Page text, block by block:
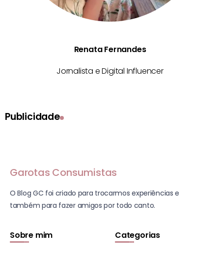
Renata Fernandes
Jornalista e Digital Influencer
Publicidade
Garotas Consumistas
O Blog GC foi criado para trocarmos experiências e
também para fazer amigos por todo canto.
Sobre mim Categorias